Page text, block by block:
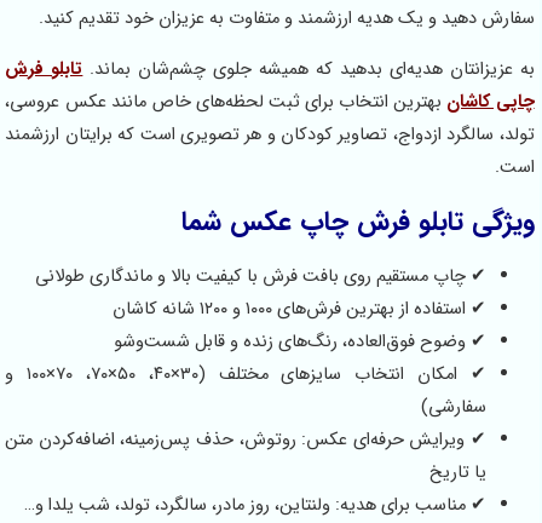
و یک هدیه ارزشمند و متفاوت به عزیزان خود تقدیم کنید.
هدیه‌ای بدهید که همیشه جلوی چشم‌شان بماند.تابلو فرش
بهترین انتخاب برای ثبت لحظه‌های خاص مانند عکس عروسی،
ازدواج، تصاویر کودکان و هر تصویری است که برایتان ارزشمند
تابلو فرش چاپ عکس شما
چاپ مستقیم روی بافت فرش با کیفیت بالا و ماندگاری طولانی
از بهترین فرش‌های ۱۰۰۰ و ۱۲۰۰ شانه کاشان
وضوح فوق‌العاده، رنگ‌های زنده و قابل شست‌وشو
✔ امکان انتخاب سایزهای مختلف (۳۰×۴۰، ۵۰×۷۰، ۷۰×۱۰۰ و
ویرایش حرفه‌ای عکس: روتوش، حذف پس‌زمینه، اضافه‌کردن متن
مناسب برای هدیه: ولنتاین، روز مادر، سالگرد، تولد، شب یلدا و…